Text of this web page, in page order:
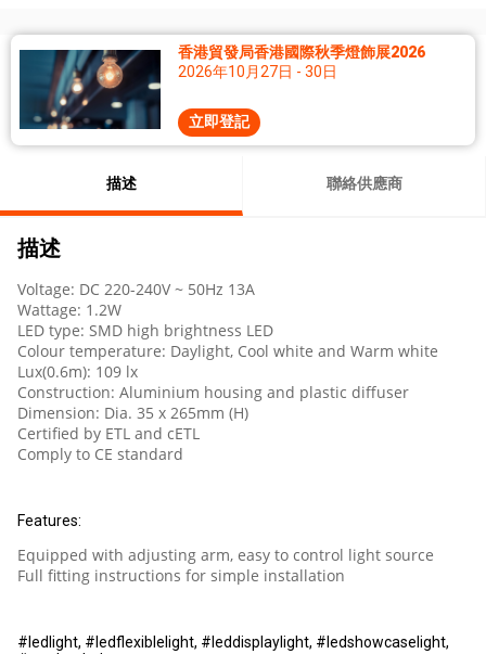
香港貿發局香港國際秋季燈飾展2026
2026年10月27日 - 30日
立即登記
描述 聯絡供應商
描述
Voltage: DC 220-240V ~ 50Hz 13A
Wattage: 1.2W
LED type: SMD high brightness LED
Colour temperature: Daylight, Cool white and Warm white
Lux(0.6m): 109 lx
Construction: Aluminium housing and plastic diffuser
Dimension: Dia. 35 x 265mm (H)
Certified by ETL and cETL
Comply to CE standard
Features:
Equipped with adjusting arm, easy to control light source
Full fitting instructions for simple installation
#ledlight, #ledflexiblelight, #leddisplaylight, #ledshowcaselight,